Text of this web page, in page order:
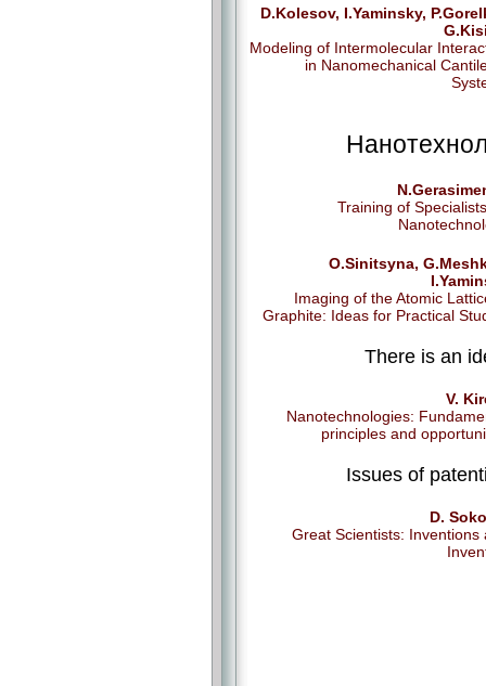
D.Kolesov, I.Yaminsky,
Modeling of Intermolecular
in Nanomechanical
Training of
O.Sinitsyna,
Imaging of the Atomic
Graphite: Ideas for Practical
There is an
V.
Nanotechnologies:
principles and
Issues of
D.
Great Scientists: Inventions